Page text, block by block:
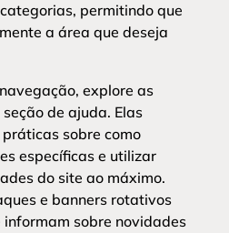
permitindo que
a área que deseja
explore as
de ajuda. Elas
sobre como
específicas e utilizar
do site ao máximo.
e banners rotativos
sobre novidades